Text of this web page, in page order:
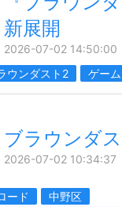
新展開
2026-07-02 14:50:00
ウンダスト2 ゲーム
ブラウンダ
2026-07-02 10:34:37
ード
中野区